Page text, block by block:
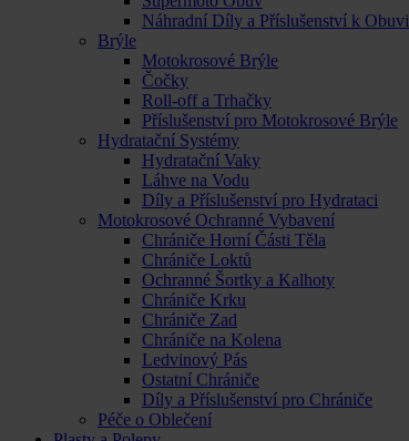
Náhradní Díly a Příslušenství k Obuvi
Brýle
Motokrosové Brýle
Čočky
Roll-off a Trhačky
Příslušenství pro Motokrosové Brýle
Hydratační Systémy
Hydratační Vaky
Láhve na Vodu
Díly a Příslušenství pro Hydrataci
Motokrosové Ochranné Vybavení
Chrániče Horní Části Těla
Chrániče Loktů
Ochranné Šortky a Kalhoty
Chrániče Krku
Chrániče Zad
Chrániče na Kolena
Ledvinový Pás
Ostatní Chrániče
Díly a Příslušenství pro Chrániče
Péče o Oblečení